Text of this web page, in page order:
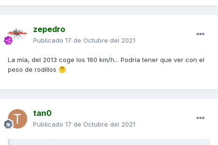
zepedro
Publicado 17 de Octubre del 2021
La mía, del 2013 coge los 160 km/h... Podría tener que ver con el
peso de rodillos 🤔
tan0
Publicado 17 de Octubre del 2021